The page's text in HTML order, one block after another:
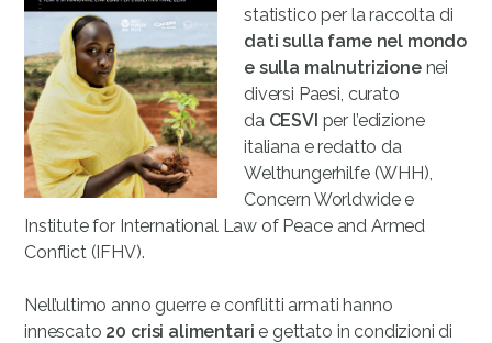
statistico per la raccolta di
dati sulla fame nel mondo
e sulla malnutrizionenei
diversi Paesi, curato
da CESVI per l’edizione
italiana e redatto da
Welthungerhilfe (WHH),
Concern Worldwide e
Institute for International Law of Peace and Armed
Conflict (IFHV).
Nell’ultimo anno guerre e conflitti armati hanno
innescato 20 crisi alimentari e gettato in condizioni di